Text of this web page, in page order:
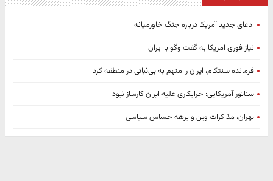
ادعای جدید آمریکا درباره جنگ خاورمیانه
نیاز فوری امریکا به گفت وگو با ایران
فرمانده سنتکام، ایران را متهم به بی‌ثباتی در منطقه کرد
سناتور آمریکایی: خرابکاری علیه ایران کارساز نبود
تهران، مذاکرات وین و برهه حساس سیاسی